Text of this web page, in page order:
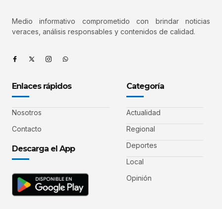
Medio informativo comprometido con brindar noticias
veraces, análisis responsables y contenidos de calidad.
Enlaces rápidos
Nosotros
Contacto
Descarga el App
Categoría
Actualidad
Regional
Deportes
Local
Opinión